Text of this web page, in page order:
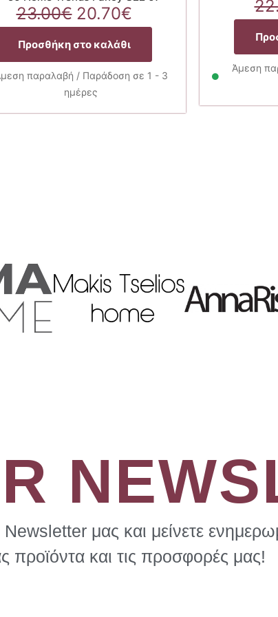
23.00€ Original
price
was:
23.00€.
20.70€Η
τρέχουσα
είναι:
20.70€.
Προσθήκη στο καλάθι
παραλαβή / Παράδοση σε 1 - 3
ημέρες
Άμεση
μας και μείνετε
προϊόντα και τις προσφορές μας!